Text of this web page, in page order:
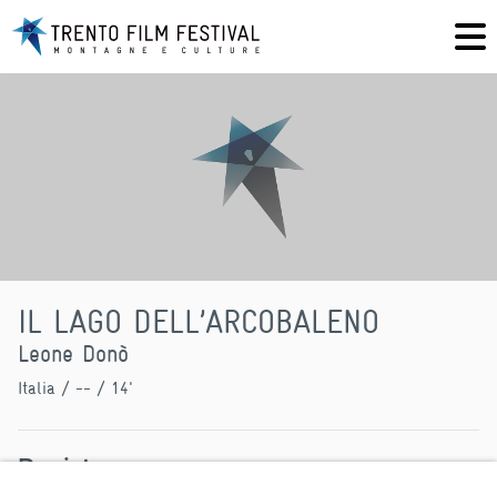
IL LAGO DELL’ARCOBALENO
Leone Donò
Italia / -- / 14'
Regista